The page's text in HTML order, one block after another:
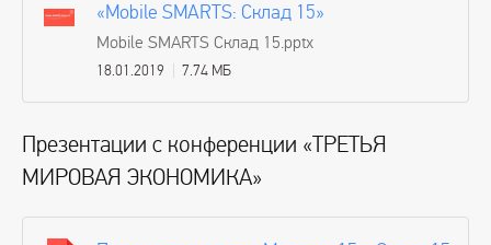
«Mobile SMARTS: Склад 15»
Mobile SMARTS Склад 15.pptx
18.01.2019 7.74 МБ
Презентации с конференции «ТРЕТЬЯ
МИРОВАЯ ЭКОНОМИКА»